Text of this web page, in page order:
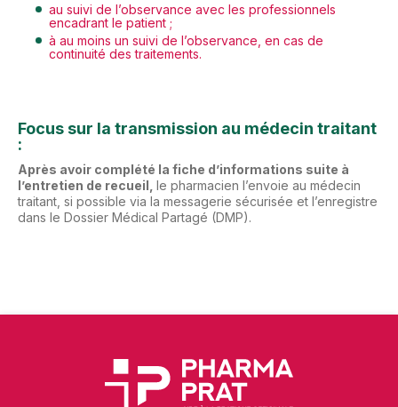
au suivi de l’observance avec les professionnels
encadrant le patient ;
à au moins un suivi de l’observance, en cas de
continuité des traitements.
Focus sur la transmission au médecin traitant
:
Après avoir complété la fiche d’informations suite à
l’entretien de recueil, le pharmacien l’envoie au médecin
traitant, si possible via la messagerie sécurisée et l’enregistre
dans le Dossier Médical Partagé (DMP).